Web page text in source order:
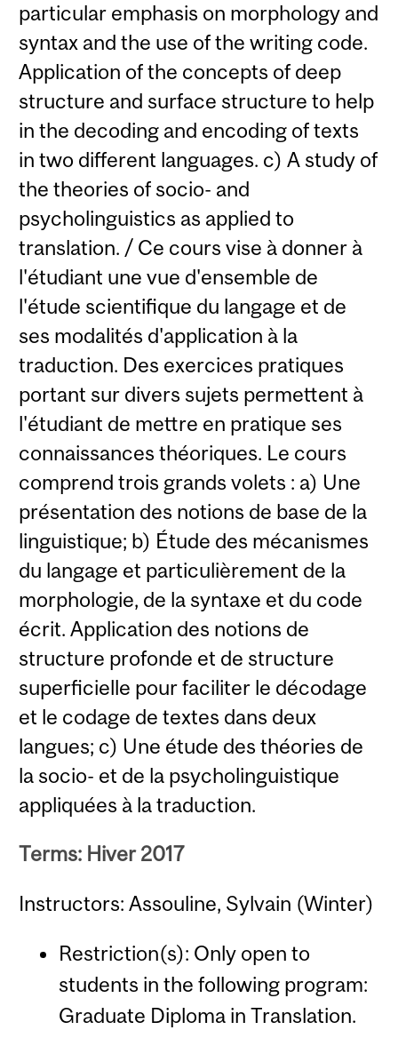
particular emphasis on morphology and
syntax and the use of the writing code.
Application of the concepts of deep
structure and surface structure to help
in the decoding and encoding of texts
in two different languages. c) A study of
the theories of socio- and
psycholinguistics as applied to
translation. / Ce cours vise à donner à
l'étudiant une vue d'ensemble de
l'étude scientifique du langage et de
ses modalités d'application à la
traduction. Des exercices pratiques
portant sur divers sujets permettent à
l'étudiant de mettre en pratique ses
connaissances théoriques. Le cours
comprend trois grands volets : a) Une
présentation des notions de base de la
linguistique; b) Étude des mécanismes
du langage et particulièrement de la
morphologie, de la syntaxe et du code
écrit. Application des notions de
structure profonde et de structure
superficielle pour faciliter le décodage
et le codage de textes dans deux
langues; c) Une étude des théories de
la socio- et de la psycholinguistique
appliquées à la traduction.
Terms: Hiver 2017
Instructors: Assouline, Sylvain (Winter)
Restriction(s): Only open to
students in the following program:
Graduate Diploma in Translation.